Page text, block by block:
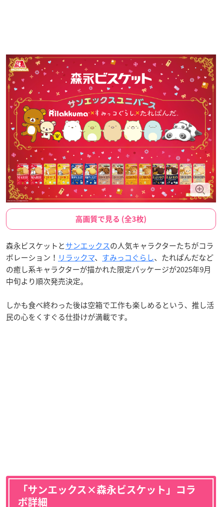
高画質で見る (全3枚)
森永ビスケットとサンエックスの人気キャラクターたちがコラ
ボレーション！ リラックマ、 すみっコぐらし、たれぱんだなど
の癒し系キャラクターが描かれた限定パッケージが2025年9月
中旬より順次発売決定。
しかも食べ終わった後は空箱で工作も楽しめるという、推し活
民の心をくすぐる仕掛けが満載です。
「サンエックス×森永ビスケット」コラ
ボ詳細